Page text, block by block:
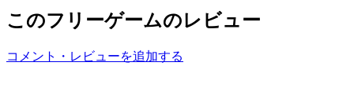
このフリーゲームのレビュー
コメント・レビューを追加する